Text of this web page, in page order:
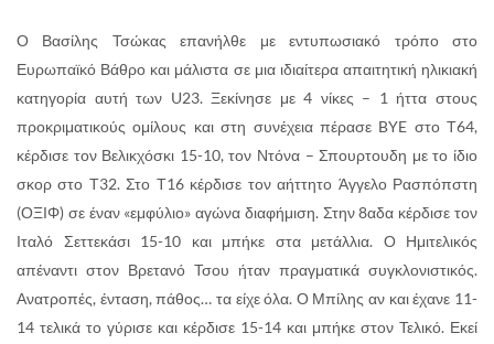
Ο Βασίλης Τσώκας επανήλθε με εντυπωσιακό τρόπο στο
Ευρωπαϊκό Βάθρο και μάλιστα σε μια ιδιαίτερα απαιτητική ηλικιακή
κατηγορία αυτή των U23. Ξεκίνησε με 4 νίκες – 1 ήττα στους
προκριματικούς ομίλους και στη συνέχεια πέρασε BYE στο Τ64,
κέρδισε τον Βελικχόσκι 15-10, τον Ντόνα – Σπουρτουδη με το ίδιο
σκορ στο Τ32. Στο Τ16 κέρδισε τον αήττητο Άγγελο Ρασπόπστη
(ΟΞΙΦ) σε έναν «εμφύλιο» αγώνα διαφήμιση. Στην 8αδα κέρδισε τον
Ιταλό Σεττεκάσι 15-10 και μπήκε στα μετάλλια. Ο Ημιτελικός
απέναντι στον Βρετανό Τσου ήταν πραγματικά συγκλονιστικός.
Ανατροπές, ένταση, πάθος… τα είχε όλα. Ο Μπίλης αν και έχανε 11-
14 τελικά το γύρισε και κέρδισε 15-14 και μπήκε στον Τελικό. Εκεί